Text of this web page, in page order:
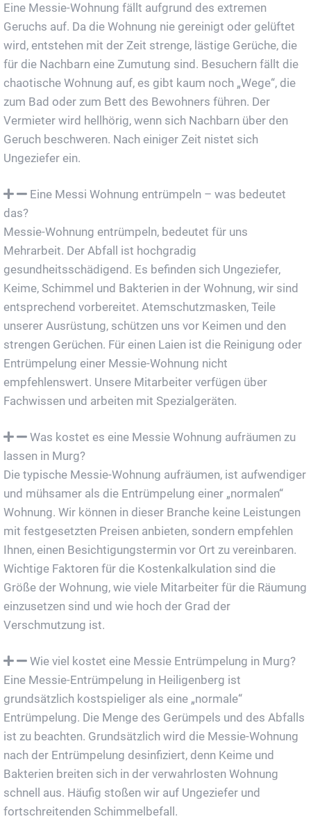
Eine Messie-Wohnung fällt aufgrund des extremen
Geruchs auf. Da die Wohnung nie gereinigt oder gelüftet
wird, entstehen mit der Zeit strenge, lästige Gerüche, die
für die Nachbarn eine Zumutung sind. Besuchern fällt die
chaotische Wohnung auf, es gibt kaum noch „Wege“, die
zum Bad oder zum Bett des Bewohners führen. Der
Vermieter wird hellhörig, wenn sich Nachbarn über den
Geruch beschweren. Nach einiger Zeit nistet sich
Ungeziefer ein.
Eine Messi Wohnung entrümpeln – was bedeutet
das?
Messie-Wohnung entrümpeln, bedeutet für uns
Mehrarbeit. Der Abfall ist hochgradig
gesundheitsschädigend. Es befinden sich Ungeziefer,
Keime, Schimmel und Bakterien in der Wohnung, wir sind
entsprechend vorbereitet. Atemschutzmasken, Teile
unserer Ausrüstung, schützen uns vor Keimen und den
strengen Gerüchen. Für einen Laien ist die Reinigung oder
Entrümpelung einer Messie-Wohnung nicht
empfehlenswert. Unsere Mitarbeiter verfügen über
Fachwissen und arbeiten mit Spezialgeräten.
Was kostet es eine Messie Wohnung aufräumen zu
lassen in Murg?
Die typische Messie-Wohnung aufräumen, ist aufwendiger
und mühsamer als die Entrümpelung einer „normalen“
Wohnung. Wir können in dieser Branche keine Leistungen
mit festgesetzten Preisen anbieten, sondern empfehlen
Ihnen, einen Besichtigungstermin vor Ort zu vereinbaren.
Wichtige Faktoren für die Kostenkalkulation sind die
Größe der Wohnung, wie viele Mitarbeiter für die Räumung
einzusetzen sind und wie hoch der Grad der
Verschmutzung ist.
Wie viel kostet eine Messie Entrümpelung in Murg?
Eine Messie-Entrümpelung in Heiligenberg ist
grundsätzlich kostspieliger als eine „normale“
Entrümpelung. Die Menge des Gerümpels und des Abfalls
ist zu beachten. Grundsätzlich wird die Messie-Wohnung
nach der Entrümpelung desinfiziert, denn Keime und
Bakterien breiten sich in der verwahrlosten Wohnung
schnell aus. Häufig stoßen wir auf Ungeziefer und
fortschreitenden Schimmelbefall.